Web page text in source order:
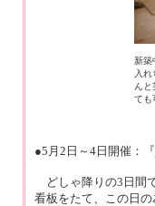
新築
入
んと
ても
●5月2日～4日開催：
どしゃ降りの3日間
看板をたて、この日